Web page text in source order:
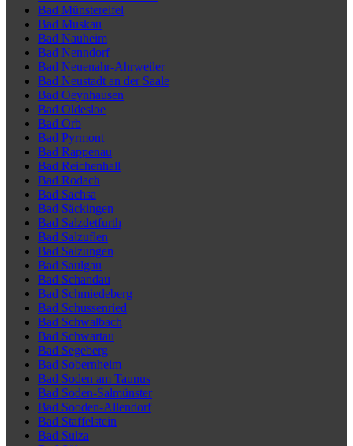
Bad Münstereifel
Bad Muskau
Bad Nauheim
Bad Nenndorf
Bad Neuenahr-Ahrweiler
Bad Neustadt an der Saale
Bad Oeynhausen
Bad Oldesloe
Bad Orb
Bad Pyrmont
Bad Rappenau
Bad Reichenhall
Bad Rodach
Bad Sachsa
Bad Säckingen
Bad Salzdetfurth
Bad Salzuflen
Bad Salzungen
Bad Saulgau
Bad Schandau
Bad Schmiedeberg
Bad Schussenried
Bad Schwalbach
Bad Schwartau
Bad Segeberg
Bad Sobernheim
Bad Soden am Taunus
Bad Soden-Salmünster
Bad Sooden-Allendorf
Bad Staffelstein
Bad Sulza